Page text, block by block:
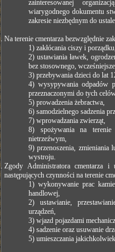
zainteresowanej
wiarygodnego dokumentu
zakresie niezbędnym do
Na terenie cmentarza bezwzględnie
1) zakłócania ciszy i porządku,
2) ustawiania ławek,
bez stosownego,
3) przebywania dzieci do lat
4) wysypywania odpadów
przeznaczonymi do tych
5) prowadzenia żebractwa,
6) samodzielnego sadzenia
7) wprowadzania zwierząt,
8) spożywania na
nietrzeźwym,
9) przenoszenia, zmieniania
wystroju.
Zgody Administratora cmentarza i
następujących czynności na terenie
1) wykonywanie prac
handlowej,
2) ustawianie,
urządzeń,
3) wjazd pojazdami
4) sadzenie oraz usuwanie
5) umieszczania